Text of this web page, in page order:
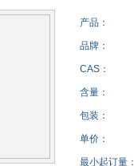
产品：
品牌：
CAS：
含量：
包装：
单价：
最小起订量：